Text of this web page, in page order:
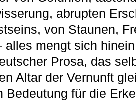
abrupten
von Staunen,
alles mengt sich
Prosa, das
Altar der Vernunft
Bedeutung für die